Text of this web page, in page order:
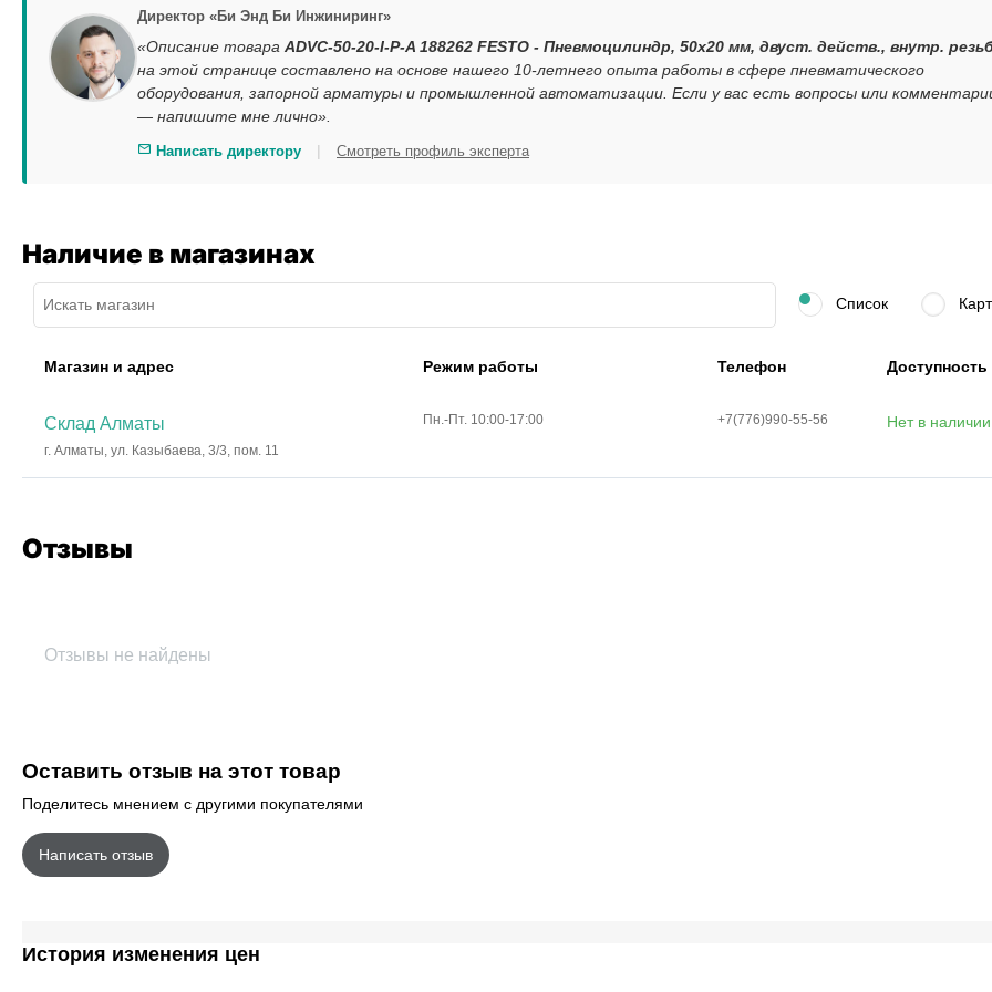
Директор «Би Энд Би Инжиниринг»
«Описание товара ADVC-50-20-I-P-A 188262 FESTO - Пневмоцилиндр, 50x20 мм, двуст. действ., внутр.
на этой странице составлено на основе нашего 10-летнего опыта работы в сфере пневматического
оборудования, запорной арматуры и промышленной автоматизации. Если у вас есть вопросы или
— напишите мне лично».
Написать директору | Смотреть профиль эксперта
Наличие в магазинах
Список
Магазин и адрес Режим работы Телефон Доступность
Склад Алматы
г. Алматы, ул. Казыбаева, 3/3, пом. 11
Пн.-Пт. 10:00-17:00 +7(776)990-55-56 Нет в наличии
Отзывы
Отзывы не найдены
Оставить отзыв на этот товар
Поделитесь мнением с другими покупателями
Написать отзыв
История изменения цен